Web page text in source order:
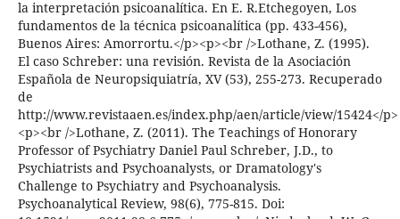
la interpretación psicoanalítica. En E. R.Etchegoyen, Los
fundamentos de la técnica psicoanalítica (pp. 433-456),
Buenos Aires: Amorrortu.</p><p><br />Lothane, Z. (1995).
El caso Schreber: una revisión. Revista de la Asociación
Española de Neuropsiquiatría, XV (53), 255-273. Recuperado
de
http://www.revistaaen.es/index.php/aen/article/view/15424</p>
<p><br />Lothane, Z. (2011). The Teachings of Honorary
Professor of Psychiatry Daniel Paul Schreber, J.D., to
Psychiatrists and Psychoanalysts, or Dramatology's
Challenge to Psychiatry and Psychoanalysis.
Psychoanalytical Review, 98(6), 775-815. Doi: